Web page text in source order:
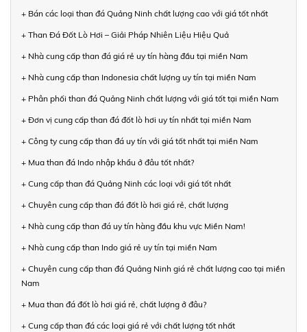
+ Bán các loại than đá Quảng Ninh chất lượng cao với giá tốt nhất
+ Than Đá Đốt Lò Hơi – Giải Pháp Nhiên Liệu Hiệu Quả
+ Nhà cung cấp than đá giá rẻ uy tín hàng đầu tại miền Nam
+ Nhà cung cấp than Indonesia chất lượng uy tín tại miền Nam
+ Phân phối than đá Quảng Ninh chất lượng với giá tốt tại miền Nam
+ Đơn vị cung cấp than đá đốt lò hơi uy tín nhất tại miền Nam
+ Công ty cung cấp than đá uy tín với giá tốt nhất tại miền Nam
+ Mua than đá Indo nhập khẩu ở đâu tốt nhất?
+ Cung cấp than đá Quảng Ninh các loại với giá tốt nhất
+ Chuyên cung cấp than đá đốt lò hơi giá rẻ, chất lượng
+ Nhà cung cấp than đá uy tín hàng đầu khu vực Miền Nam!
+ Nhà cung cấp than Indo giá rẻ uy tín tại miền Nam
+ Chuyên cung cấp than đá Quảng Ninh giá rẻ chất lượng cao tại miền
Nam
+ Mua than đá đốt lò hơi giá rẻ, chất lượng ở đâu?
+ Cung cấp than đá các loại giá rẻ với chất lượng tốt nhất